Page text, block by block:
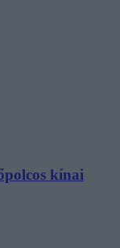
kínai